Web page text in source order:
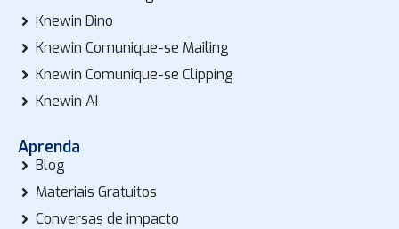
Knewin Dino
Knewin Comunique-se Mailing
Knewin Comunique-se Clipping
Knewin AI
Aprenda
Blog
Materiais Gratuitos
Conversas de impacto